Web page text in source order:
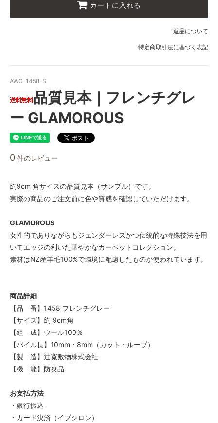
カートに入れる
返品について
特定商取引法に基づく表記
AWC-1458-S
品質見本｜フレンチグレ
ー GLAMOROUS
0 件のレビュー
約9cm 角サイズの品質見本（サンプル）です。
実際の商品のご注文前に色や質感を確認していただけます。
GLAMOROUS
女性的でありながらもジェンダーレスかつ伝統的な特殊技法を用
いてエッジの利いた華やかなカーペットコレクション。
素材はNZ産羊毛100%で環境に配慮したものが使われています。
商品詳細
【品 番】1458 フレンチグレー
【サイズ】約 9cm角
【組 成】ウール100％
【パイル長】10mm・8mm（カット・ループ）
【製 造】辻寛敷物株式会社
【機 能】防炎品
お支払方法
・銀行振込
・カード決済（イプシロン）